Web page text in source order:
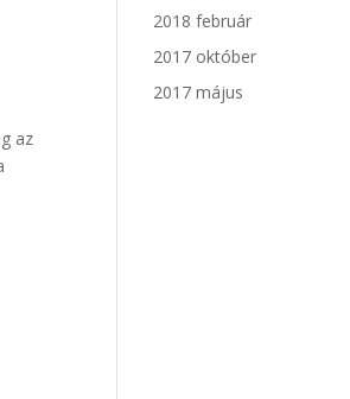
az
2018 február
2017 október
2017 május